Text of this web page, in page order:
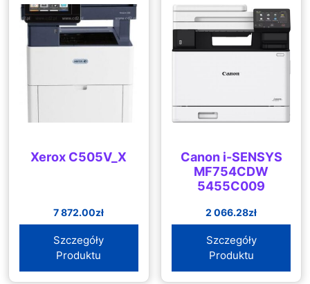
Xerox C505V_X
7 872.00zł
Szczegóły
Produktu
Canon i-SENSYS
MF754CDW
5455C009
2 066.28zł
Szczegóły
Produktu